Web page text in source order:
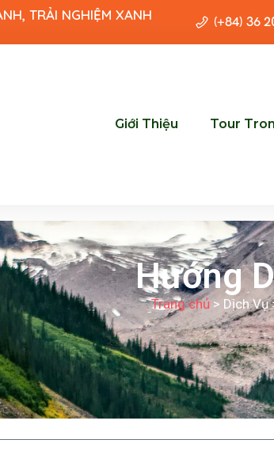
TRẢI NGHIỆM XANH (+84) 36
Giới Thiệu Tour
Hướng
Trang chủ > Dịch Vụ